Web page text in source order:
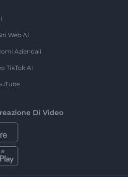
Web AI
Aziendali
TikTok AI
Di Video